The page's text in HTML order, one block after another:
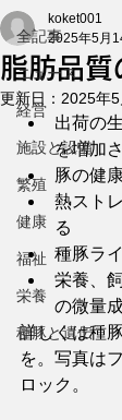
全記事
ニュース
経営
施設と設備
繁殖
健康
福祉
栄養
種豚と遺伝
脂肪品質
koket001
2025年5月
更新日： 2025年
出荷の
を増加
豚の健
熱スト
る
種豚ラ
栄養、
の微量
詳しくは種
を。写真は
ロック。